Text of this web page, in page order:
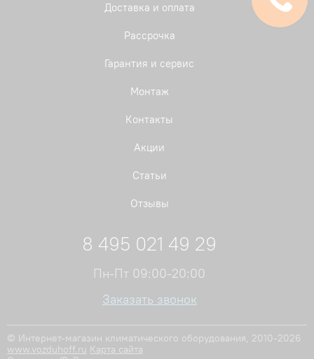
Доставка и оплата
Рассрочка
Гарантия и сервис
Монтаж
Контакты
Акции
Статьи
Отзывы
8 495 021 49 29
Пн-Пт 09:00-20:00
Заказать звонок
© Интернет-магазин климатического оборудования, 2010-2026
www.vozduhoff.ru Карта сайта